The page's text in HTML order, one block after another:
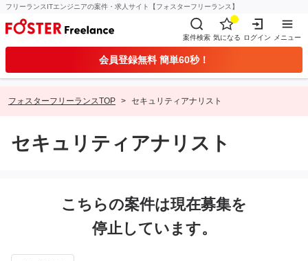
フリーランスITエンジニアの案件・求人サイト【フォスターフリーランス】
案件検索 気になる ログイン メニュー
会員登録無料 簡単60秒！
フォスターフリーランスTOP セキュリティアナリスト
セキュリティアナリスト
こちらの案件は現在募集を
停止しています。